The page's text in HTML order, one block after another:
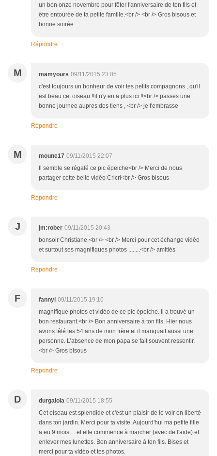
un bon onze novembre pour fêter l'anniversaire de ton fils et
être entourée de ta petite famille.<br /> <br /> Gros bisous et
bonne soirée.
Répondre
M mamyours 09/11/2015 23:05
c'est toujours un bonheur de voir tes petits compagnons , qu'il
est beau cet oiseau !!il n'y en a plus ici !!<br /> passes une
bonne journee aupres des tiens , <br /> je t'embrasse
Répondre
M moune17 09/11/2015 22:07
Il semble se régalé ce pic épeiche<br /> Merci de nous
partager cette belle vidéo Cricri<br /> Gros bisous
Répondre
J jm:rober 09/11/2015 20:43
bonsoir Christiane,<br /> <br /> Merci pour cet échange vidéo
et surtout ses magnifiques photos ........<br /> amitiés
Répondre
F fannyl 09/11/2015 19:10
magnifique photos et vidéo de ce pic épeiche. Il a trouvé un
bon restaurant.<br /> Bon anniversaire à ton fils. Hier nous
avons fêté les 54 ans de mon frère et il manquait aussi une
personne. L’absence de mon papa se fait souvent ressentir.
<br /> Gros bisous
Répondre
D durgalola 09/11/2015 18:55
Cet oiseau est splendide et c'est un plaisir de le voir en liberté
dans ton jardin. Merci pour ta visite. Aujourd'hui ma petite fille
a eu 9 mois ... et elle commence à marcher (avec de l'aide) et
enlever mes lunettes. Bon anniversaire à ton fils. Bises et
merci pour ta vidéo et tes photos.